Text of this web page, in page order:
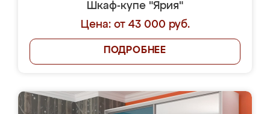
Шкаф-купе "Ярия"
Цена: от 43 000 руб.
ПОДРОБНЕЕ